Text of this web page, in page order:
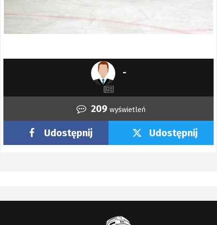
-
209 wyświetleń
Udostępnij Udostępnij